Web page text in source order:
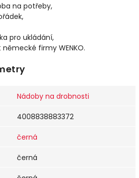
na potřeby,
pro ukládání,
firmy WENKO.
Nádoby na drobnosti
4008838883372
černá
černá